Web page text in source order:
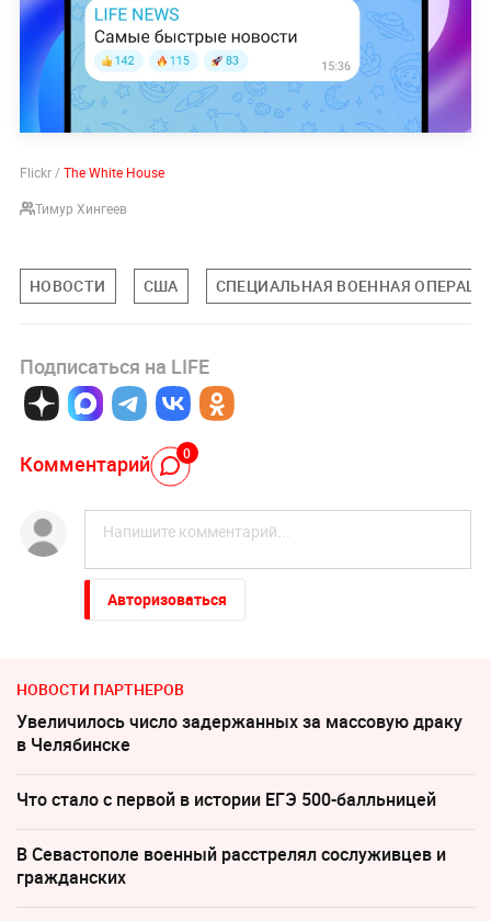
Flickr /The White House
Тимур Хингеев
НОВОСТИ США СПЕЦИАЛЬНАЯ ВОЕННАЯ
Подписаться на LIFE
Комментарий 0
Авторизоваться
НОВОСТИ ПАРТНЕРОВ
Увеличилось число задержанных за массовую драку
в Челябинске
Что стало с первой в истории ЕГЭ 500-балльницей
В Севастополе военный расстрелял сослуживцев и
гражданских